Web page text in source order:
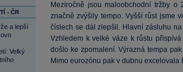
- ČR
a lepší
Velký
Meziročně jsou maloobchodní tržby
značně zvýšily tempo. Vyšší růst jsme
číslech se dál zlepšil. Hlavní zásluhu
Vzhledem k velké váze k růstu
došlo ke zpomalení. Výrazná tempa
Mimo eurozónu pak v dubnu